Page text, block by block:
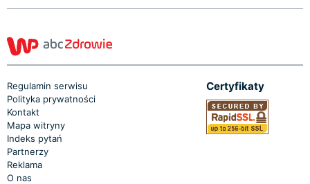
Regulamin serwisu
Polityka prywatności
Kontakt
Mapa witryny
Indeks pytań
Partnerzy
Reklama
O nas
Certyfikaty